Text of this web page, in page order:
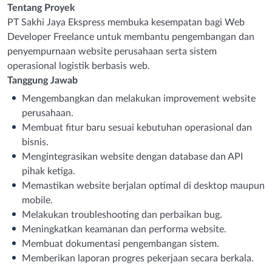
Tentang Proyek
PT Sakhi Jaya Ekspress membuka kesempatan bagi Web
Developer Freelance untuk membantu pengembangan dan
penyempurnaan website perusahaan serta sistem
operasional logistik berbasis web.
Tanggung Jawab
Mengembangkan dan melakukan improvement website
perusahaan.
Membuat fitur baru sesuai kebutuhan operasional dan
bisnis.
Mengintegrasikan website dengan database dan API
pihak ketiga.
Memastikan website berjalan optimal di desktop maupun
mobile.
Melakukan troubleshooting dan perbaikan bug.
Meningkatkan keamanan dan performa website.
Membuat dokumentasi pengembangan sistem.
Memberikan laporan progres pekerjaan secara berkala.